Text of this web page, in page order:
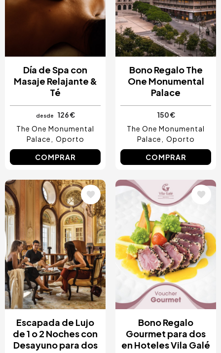
Día de Spa con
Masaje Relajante &
Té
desde
126 €
The One Monumental
Palace
Oporto
COMPRAR
Bono Regalo The
One Monumental
Palace
150 €
The One Monumental
Palace
Oporto
COMPRAR
Image
Escapada de Lujo
de 1 o 2 Noches con
Desayuno para dos
Image
Bono Regalo
Gourmet para dos
en Hoteles Vila Galé